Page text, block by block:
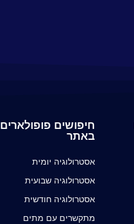
חיפושים פופולארים
באתר
אסטרולוגיה יומית
אסטרולוגיה שבועית
אסטרולוגיה חודשית
מתקשרים עם מתים